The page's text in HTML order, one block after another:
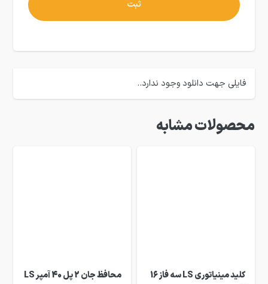
فایلی جهت دانلود وجود ندارد..
محصولات مشابه
کلید مینیاتوری LS سه فاز 16
محافظ جان 2 پل 40 آمپر LS